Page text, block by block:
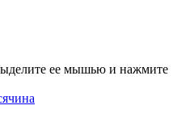
ее мышью и нажмите